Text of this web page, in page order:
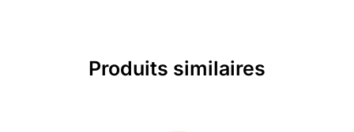
Produits similaires